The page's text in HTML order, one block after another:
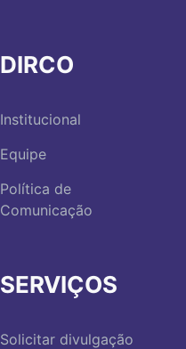
DIRCO
Institucional
Equipe
Política de
Comunicação
SERVIÇOS
Solicitar divulgação